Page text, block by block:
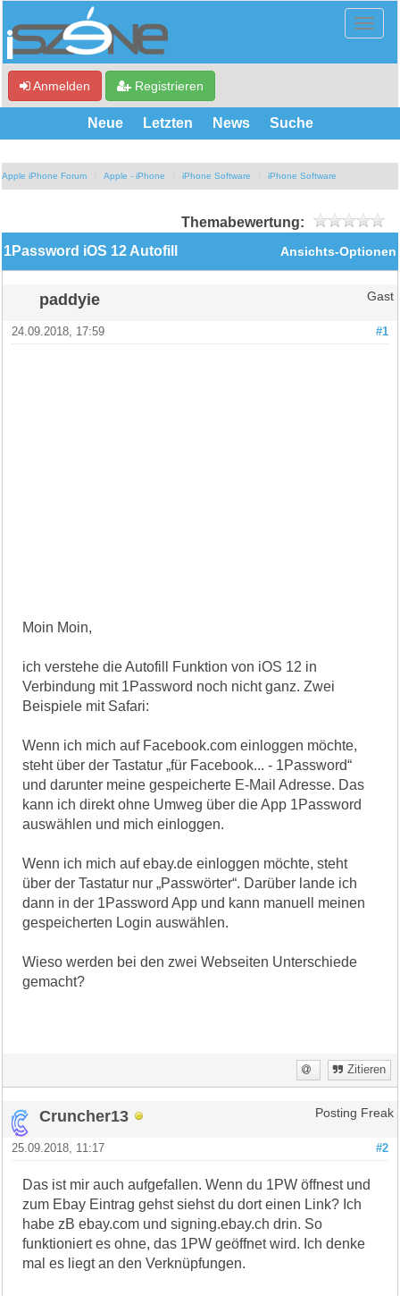
Anmelden Registrieren
Neue Letzten News Suche
Apple iPhone Forum Apple - iPhone iPhone Software iPhone Software
Themabewertung:
Ansichts-Optionen
1Password iOS 12 Autofill
paddyie Gast
#1
24.09.2018, 17:59
Moin Moin,
ich verstehe die Autofill Funktion von iOS 12 in
Verbindung mit 1Password noch nicht ganz. Zwei
Beispiele mit Safari:
Wenn ich mich auf Facebook.com einloggen möchte,
steht über der Tastatur „für Facebook... - 1Password“
und darunter meine gespeicherte E-Mail Adresse. Das
kann ich direkt ohne Umweg über die App 1Password
auswählen und mich einloggen.
Wenn ich mich auf ebay.de einloggen möchte, steht
über der Tastatur nur „Passwörter“. Darüber lande ich
dann in der 1Password App und kann manuell meinen
gespeicherten Login auswählen.
Wieso werden bei den zwei Webseiten Unterschiede
gemacht?
Zitieren
Cruncher13 Posting Freak
#2
25.09.2018, 11:17
Das ist mir auch aufgefallen. Wenn du 1PW öffnest und
zum Ebay Eintrag gehst siehst du dort einen Link? Ich
habe zB ebay.com und signing.ebay.ch drin. So
funktioniert es ohne, das 1PW geöffnet wird. Ich denke
mal es liegt an den Verknüpfungen.